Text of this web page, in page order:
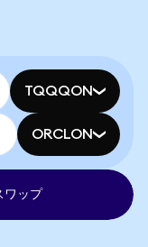
TQQQON
ORCLON
ップ